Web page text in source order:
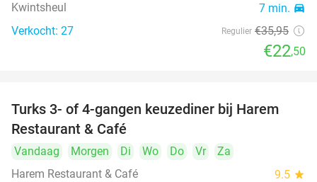
Kwintsheul 7 min. directions_car
Verkocht: 27 Regulier €35,95
€22,50
45%
Turks 3- of 4-gangen keuzediner bij Harem
Restaurant & Café
Vandaag Morgen Di Wo Do Vr
Za
Harem Restaurant & Café
9.5 star